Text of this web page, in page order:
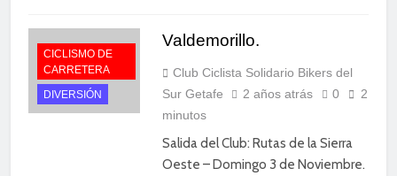
CICLISMO DE
CARRETERA
DIVERSIÓN
Valdemorillo.
Club Ciclista Solidario Bikers del
Sur Getafe
2 años atrás 0
2
minutos
Salida del Club: Rutas de la Sierra
Oeste – Domingo 3 de Noviembre.